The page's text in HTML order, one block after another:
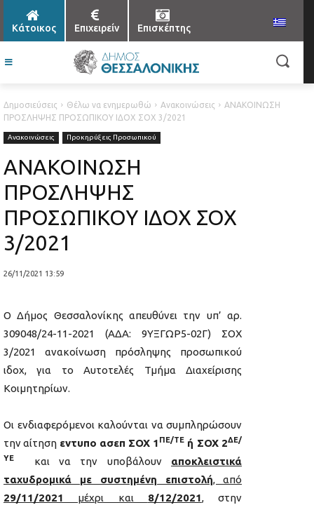
Κάτοικος Επιχειρείν Επισκέπτης
Δημοσιεύσεις Θέλω να ενημερωθώ Ανακοινώσεις
ΑΝΑΚΟΙΝΩΣΗ
ΠΡΟΣΛΗΨΗΣ ΠΡΟΣΩΠΙΚΟΥ ΙΔΟΧ ΣΟΧ 3/2021
Ανακοινώσεις Προκηρύξεις Προσωπικού
ΑΝΑΚΟΙΝΩΣΗ
ΠΡΟΣΛΗΨΗΣ
ΠΡΟΣΩΠΙΚΟΥ ΙΔΟΧ ΣΟΧ
3/2021
26/11/2021 13:59
Ο Δήμος Θεσσαλονίκης απευθύνει την υπ’ αρ.
309048/24-11-2021 (ΑΔΑ: 9ΥΞΓΩΡ5-02Γ) ΣΟΧ
3/2021 ανακοίνωση πρόσληψης προσωπικού
ιδοχ, για το Αυτοτελές Τμήμα Διαχείρισης
Κοιμητηρίων.
Οι ενδιαφερόμενοι καλούνται να συμπληρώσουν
την αίτηση εντυπο ασεπ ΣΟΧ 1 ΠΕ/ΤΕή ΣΟΧ 2ΔΕ/
ΥΕ και να την υποβάλουν αποκλειστικά
ταχυδρομικά με συστημένη επιστολή, από
29/11/2021
μέχρι και 8/12/2021,στην